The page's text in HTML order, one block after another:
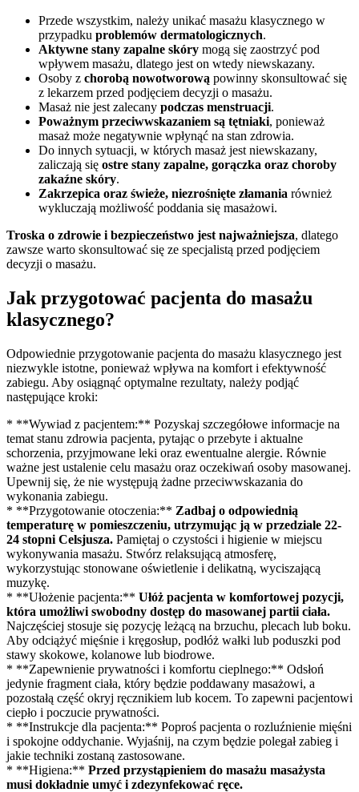
Przede wszystkim, należy unikać masażu klasycznego w
przypadku problemów dermatologicznych.
Aktywne stany zapalne skóry mogą się zaostrzyć pod
wpływem masażu, dlatego jest on wtedy niewskazany.
Osoby z chorobą nowotworową powinny skonsultować się
z lekarzem przed podjęciem decyzji o masażu.
Masaż nie jest zalecany podczas menstruacji.
Poważnym przeciwwskazaniem są tętniaki, ponieważ
masaż może negatywnie wpłynąć na stan zdrowia.
Do innych sytuacji, w których masaż jest niewskazany,
zaliczają się ostre stany zapalne, gorączka oraz choroby
zakaźne skóry.
Zakrzepica oraz świeże, niezrośnięte złamania również
wykluczają możliwość poddania się masażowi.
Troska o zdrowie i bezpieczeństwo jest najważniejsza, dlatego
zawsze warto skonsultować się ze specjalistą przed podjęciem
decyzji o masażu.
Jak przygotować pacjenta do masażu
klasycznego?
Odpowiednie przygotowanie pacjenta do masażu klasycznego jest
niezwykle istotne, ponieważ wpływa na komfort i efektywność
zabiegu. Aby osiągnąć optymalne rezultaty, należy podjąć
następujące kroki:
* **Wywiad z pacjentem:** Pozyskaj szczegółowe informacje na
temat stanu zdrowia pacjenta, pytając o przebyte i aktualne
schorzenia, przyjmowane leki oraz ewentualne alergie. Równie
ważne jest ustalenie celu masażu oraz oczekiwań osoby masowanej.
Upewnij się, że nie występują żadne przeciwwskazania do
wykonania zabiegu.
* **Przygotowanie otoczenia:** Zadbaj o odpowiednią
temperaturę w pomieszczeniu, utrzymując ją w przedziale 22-
24 stopni Celsjusza. Pamiętaj o czystości i higienie w miejscu
wykonywania masażu. Stwórz relaksującą atmosferę,
wykorzystując stonowane oświetlenie i delikatną, wyciszającą
muzykę.
* **Ułożenie pacjenta:** Ułóż pacjenta w komfortowej pozycji,
która umożliwi swobodny dostęp do masowanej partii ciała.
Najczęściej stosuje się pozycję leżącą na brzuchu, plecach lub boku.
Aby odciążyć mięśnie i kręgosłup, podłóż wałki lub poduszki pod
stawy skokowe, kolanowe lub biodrowe.
* **Zapewnienie prywatności i komfortu cieplnego:** Odsłoń
jedynie fragment ciała, który będzie poddawany masażowi, a
pozostałą część okryj ręcznikiem lub kocem. To zapewni pacjentowi
ciepło i poczucie prywatności.
* **Instrukcje dla pacjenta:** Poproś pacjenta o rozluźnienie mięśni
i spokojne oddychanie. Wyjaśnij, na czym będzie polegał zabieg i
jakie techniki zostaną zastosowane.
* **Higiena:** Przed przystąpieniem do masażu masażysta
musi dokładnie umyć i zdezynfekować ręce.